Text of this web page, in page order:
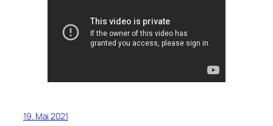
19. Mai 2021